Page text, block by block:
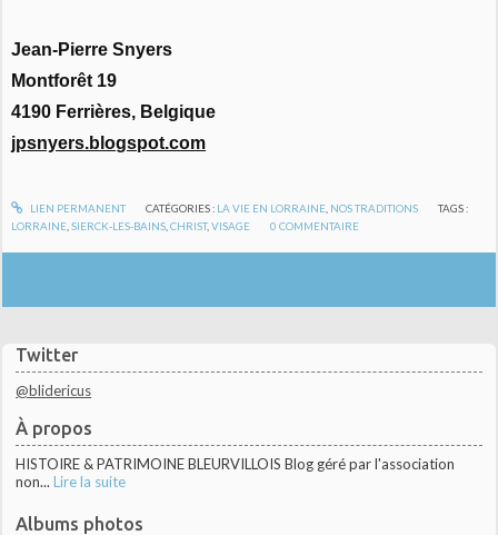
Twitter
@blidericus
À propos
HISTOIRE & PATRIMOINE BLEURVILLOIS Blog géré par l'association
non... Lire la suite
Albums photos
Jean-Pierre Snyers
Montforêt 19
4190 Ferrières, Belgique
jpsnyers.blogspot.com
LIEN PERMANENT CATÉGORIES : LA VIE EN LORRAINE, NOS TRADITIONS
TAGS :
LORRAINE ,SIERCK-LES-BAINS ,CHRIST,VISAGE 0 COMMENTAIRE